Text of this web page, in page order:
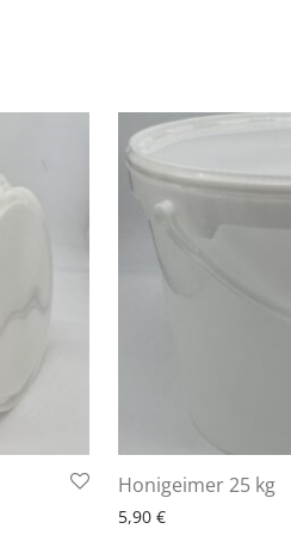
Honigeimer 25 kg
5,90 €
6 - 10 Arbeitstage